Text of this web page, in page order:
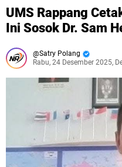
UMS Rappang
Ini Sosok Dr. Sam
Satry Polang
Rabu, 24 Desember 2025,